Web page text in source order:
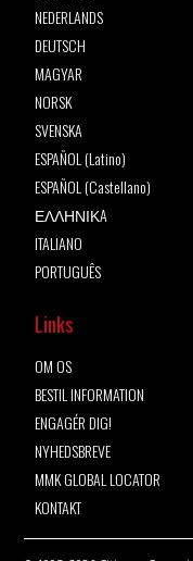
NEDERLANDS
DEUTSCH
MAGYAR
NORSK
SVENSKA
ESPAÑOL (Latino)
ESPAÑOL (Castellano)
ΕΛΛΗΝΙΚA
ITALIANO
PORTUGUÊS
Links
OM OS
BESTIL INFORMATION
ENGAGÉR DIG!
NYHEDSBREVE
MMK GLOBAL LOCATOR
KONTAKT